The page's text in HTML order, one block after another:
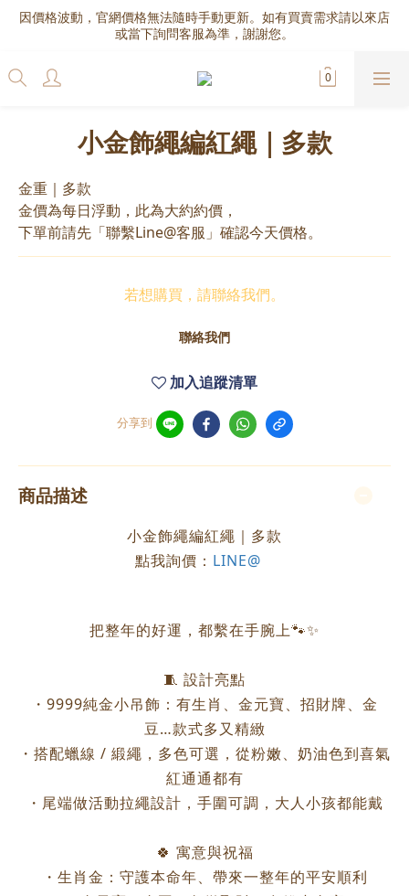
因價格波動，官網價格無法隨時手動更新。如有買賣需求請以來店
或當下詢問客服為準，謝謝您。
小金飾繩編紅繩｜多款
金重｜多款
金價為每日浮動，此為大約約價，
下單前請先「聯繫Line@客服」確認今天價格。
若想購買，請聯絡我們。
聯絡我們
加入追蹤清單
分享到
商品描述
小金飾繩編紅繩｜多款
點我詢價： LINE@
把整年的好運，都繫在手腕上🐾✨
🧵 設計亮點
・9999純金小吊飾：有生肖、金元寶、招財牌、金
豆…款式多又精緻
・搭配蠟線 / 緞繩，多色可選，從粉嫩、奶油色到喜氣
紅通通都有
・尾端做活動拉繩設計，手圍可調，大人小孩都能戴
🍀 寓意與祝福
・生肖金：守護本命年、帶來一整年的平安順利